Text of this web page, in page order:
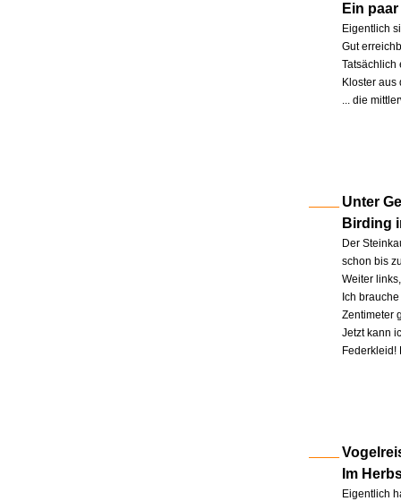
Ein
Eigentlich
Gut
Tatsächlich
Kloster
... die
Unter
Birding
Der
schon bis
Weiter
Ich
Zentimeter
Jetzt kann
Im
Eigentlich